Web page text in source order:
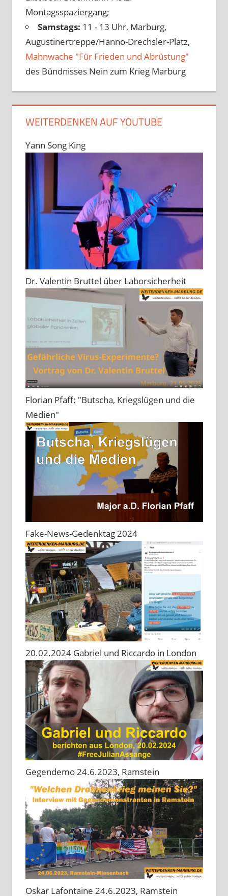
Montagsspaziergang;
Samstags: 11 - 13 Uhr, Marburg,
Augustinertreppe/Hanno-Drechsler-Platz,
Mahnwache "Für Frieden und Abrüstung"
des Bündnisses Nein zum Krieg Marburg
WEITERDENKEN AUF YOUTUBE
Yann Song King
Dr. Valentin Bruttel über Laborsicherheit
Florian Pfaff: "Butscha, Kriegslügen und die
Medien"
Fake-News-Gedenktag 2024
20.02.2024 Gabriel und Riccardo in London
Gegendemo 24.6.2023, Ramstein
Oskar Lafontaine 24.6.2023, Ramstein